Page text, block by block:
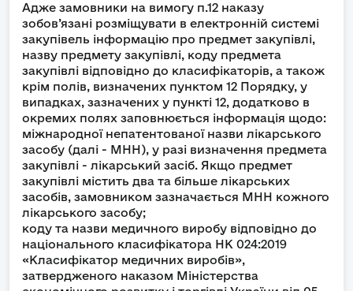
Адже замовники на вимогу п.12 наказу
зобов’язані розміщувати в електронній системі
закупівель інформацію про предмет закупівлі,
назву предмету закупівлі, коду предмета
закупівлі відповідно до класифікаторів, а також
крім полів, визначених пунктом 12 Порядку, у
випадках, зазначених у пункті 12, додатково в
окремих полях заповнюється інформація щодо:
міжнародної непатентованої назви лікарського
засобу (далі - МНН), у разі визначення предмета
закупівлі - лікарський засіб. Якщо предмет
закупівлі містить два та більше лікарських
засобів, замовником зазначається МНН кожного
лікарського засобу;
коду та назви медичного виробу відповідно до
національного класифікатора НК 024:2019
«Класифікатор медичних виробів»,
затвердженого наказом Міністерства